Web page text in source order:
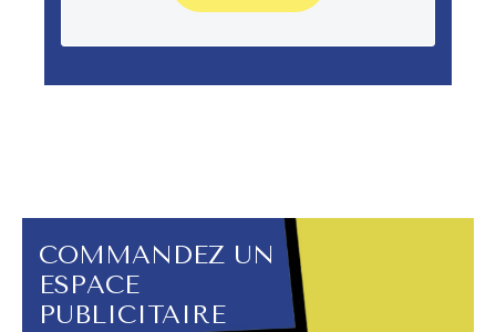
COMMANDEZ UN
ESPACE
PUBLICITAIRE